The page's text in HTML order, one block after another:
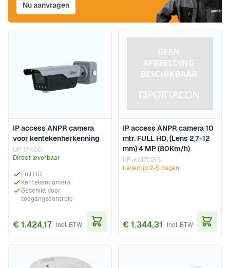
IP access ANPR camera
voor kentekenherkenning
UP-IPKC01
Direct leverbaar
Full HD
Kentekencamera
Geschikt voor
toegangscontrole
€ 1.424,17
IP access ANPR camera 10
mtr. FULL HD, (Lens 2,7-12
mm) 4 MP (80Km/h)
UP-KCITC215
Levertijd 2-5 dagen
€ 1.344,31
Nu aanvragen